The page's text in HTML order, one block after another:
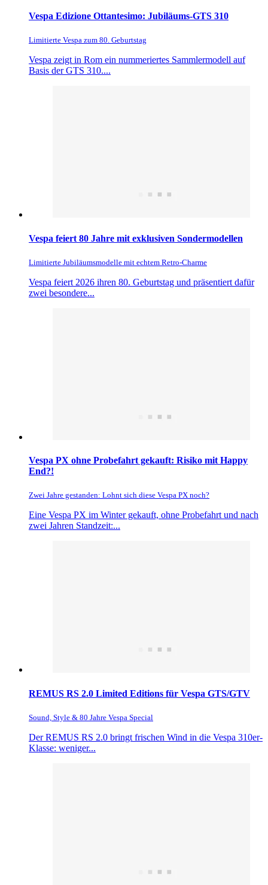
Vespa Edizione Ottantesimo: Jubiläums-GTS 310
Limitierte Vespa zum 80. Geburtstag
Vespa zeigt in Rom ein nummeriertes Sammlermodell auf
Basis der GTS 310....
Vespa feiert 80 Jahre mit exklusiven Sondermodellen
Limitierte Jubiläumsmodelle mit echtem Retro-Charme
Vespa feiert 2026 ihren 80. Geburtstag und präsentiert dafür
zwei besondere...
Vespa PX ohne Probefahrt gekauft: Risiko mit Happy
End?!
Zwei Jahre gestanden: Lohnt sich diese Vespa PX noch?
Eine Vespa PX im Winter gekauft, ohne Probefahrt und nach
zwei Jahren Standzeit:...
REMUS RS 2.0 Limited Editions für Vespa GTS/GTV
Sound, Style & 80 Jahre Vespa Special
Der REMUS RS 2.0 bringt frischen Wind in die Vespa 310er-
Klasse: weniger...